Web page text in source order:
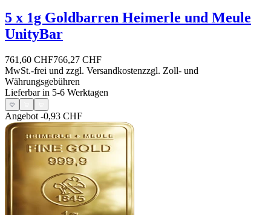
5 x 1g Goldbarren Heimerle und Meule
UnityBar
761,60 CHF766,27 CHF
MwSt.-frei und zzgl. Versandkostenzzgl. Zoll- und
Währungsgebühren
Lieferbar in 5-6 Werktagen
Angebot -0,93 CHF